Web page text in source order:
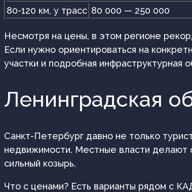
80-120 км, у трасс 80 000 — 250 000
Несмотря на цены, в этом регионе
Если нужно ориентироваться на
участки и подробная инфраструктурная
Ленинградская
Санкт-Петербург давно не только
недвижимости. Местные власти делают
сильный козырь.
Что с ценами? Есть варианты рядом с